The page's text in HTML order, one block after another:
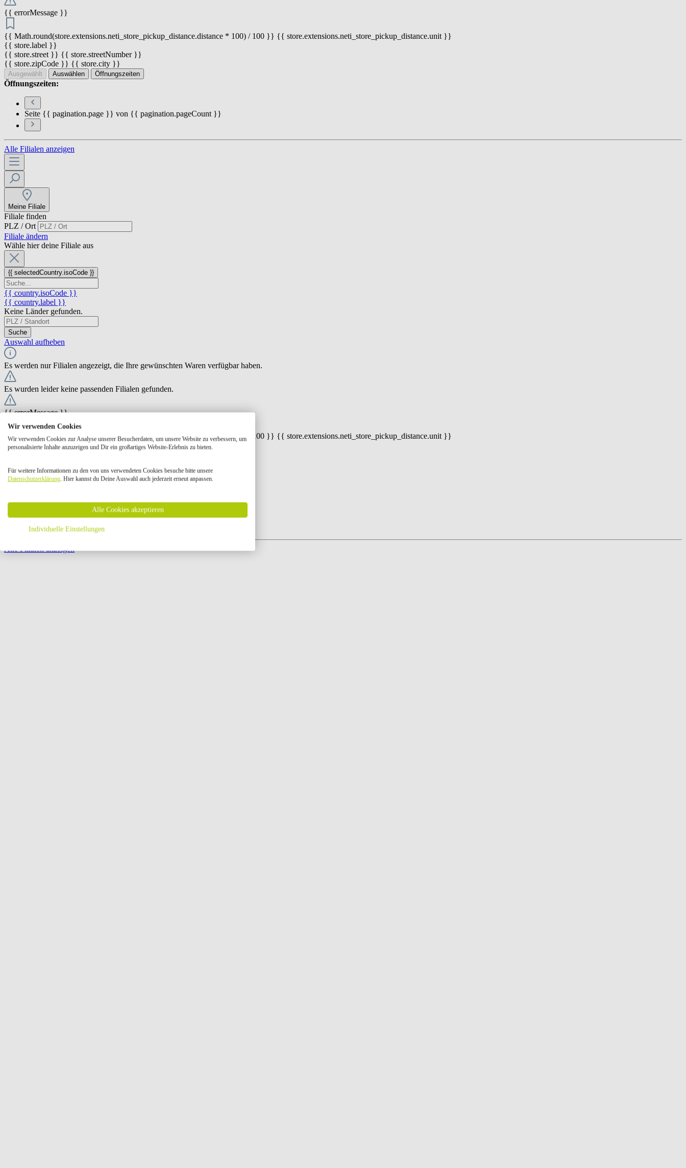
{{ errorMessage }}
{{ Math.round(store.extensions.neti_store_pickup_distance.distance * 100) / 100 }} {{ store.extensions.neti_store_pickup_distance.unit }}
{{ store.label }}
{{ store.street }} {{ store.streetNumber }}
{{ store.zipCode }} {{ store.city }}
Ausgewählt Auswählen Öffnungszeiten
Öffnungszeiten:
Seite {{ pagination.page }} von {{ pagination.pageCount }}
Alle Filialen anzeigen
Meine Filiale
Filiale finden
PLZ / Ort
Filiale ändern
Wähle hier deine Filiale aus
{{ selectedCountry.isoCode }}
{{ country.isoCode }}
{{ country.label }}
Keine Länder gefunden.
Suche
Auswahl aufheben
Es werden nur Filialen angezeigt, die Ihre gewünschten Waren verfügbar haben.
Es wurden leider keine passenden Filialen gefunden.
{{ errorMessage }}
{{ Math.round(store.extensions.neti_store_pickup_distance.distance * 100) / 100 }} {{ store.extensions.neti_store_pickup_distance.unit }}
{{ store.label }}
Ausgewählt Auswählen Öffnungszeiten
Öffnungszeiten:
Seite {{ pagination.page }} von {{ pagination.pageCount }}
Alle Filialen anzeigen
Wir verwenden Cookies
Wir verwenden Cookies zur Analyse unserer Besucherdaten, um unsere Website zu verbessern, um
personalisierte Inhalte anzuzeigen und Dir ein großartiges Website-Erlebnis zu bieten.
Für weitere Informationen zu den von uns verwendeten Cookies besuche bitte unsere
Datenschutzerklärung. Hier kannst du Deine Auswahl auch jederzeit erneut anpassen.
Alle Cookies akzeptieren
Individuelle Einstellungen